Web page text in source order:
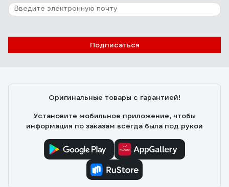
Подписаться
Оригинальные товары с гарантией!
Установите мобильное приложение, чтобы
информация по заказам всегда была под рукой